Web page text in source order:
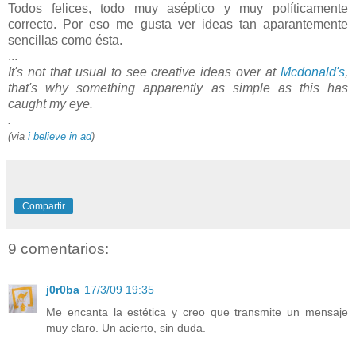
Todos felices, todo muy aséptico y muy políticamente
correcto. Por eso me gusta ver ideas tan aparantemente
sencillas como ésta.
...
It's not that usual to see creative ideas over at Mcdonald's,
that's why something apparently as simple as this has
caught my eye.
.
(via i believe in ad)
Compartir
9 comentarios:
j0r0ba 17/3/09 19:35
Me encanta la estética y creo que transmite un mensaje
muy claro. Un acierto, sin duda.